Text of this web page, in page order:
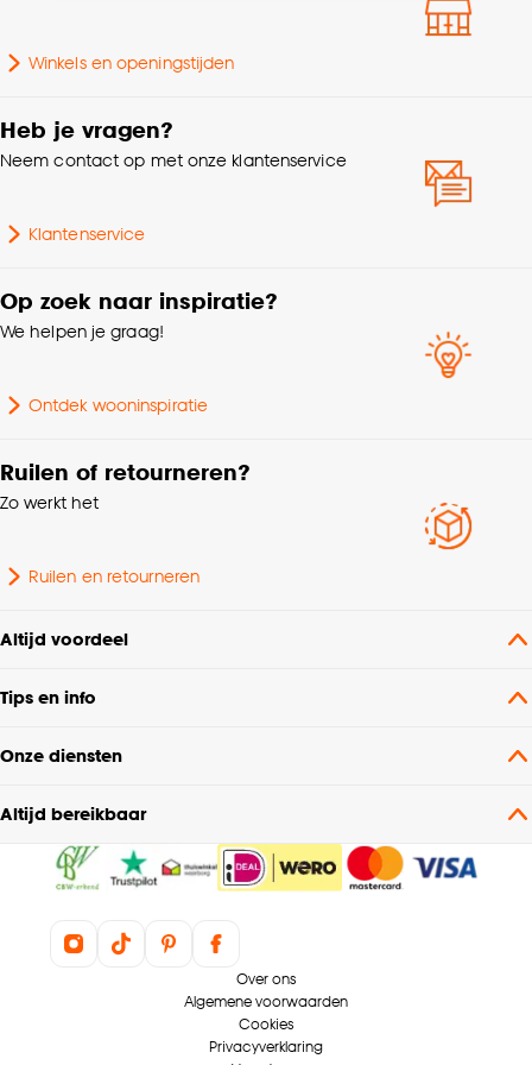
accepteren door op ‘Cookies aanpassen’ te
kan aanpassen, bekijk hiervoor onze
cookieverklaring.
Diameter (filter) 20-24cm
Kleurtint
Aantal stuks
Gewicht
Winkels en openingstijden
Heb je vragen?
Neem contact op met onze klantenservice
Klantenservice
Op zoek naar inspiratie?
We helpen je graag!
Ontdek wooninspiratie
Ruilen of retourneren?
Zo werkt het
Ruilen en retourneren
Altijd voordeel
Tips en info
Onze diensten
Altijd bereikbaar
Over ons
Algemene voorwaarden
Cookies
Privacyverklaring